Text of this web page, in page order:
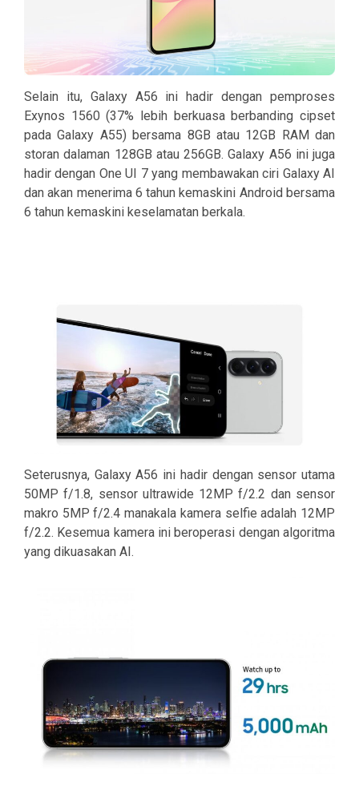
Selain itu, Galaxy A56 ini hadir dengan pemproses
Exynos 1560 (37% lebih berkuasa berbanding cipset
pada Galaxy A55) bersama 8GB atau 12GB RAM dan
storan dalaman 128GB atau 256GB. Galaxy A56 ini juga
hadir dengan One UI 7 yang membawakan ciri Galaxy AI
dan akan menerima 6 tahun kemaskini Android bersama
6 tahun kemaskini keselamatan berkala.
Seterusnya, Galaxy A56 ini hadir dengan sensor utama
50MP f/1.8, sensor ultrawide 12MP f/2.2 dan sensor
makro 5MP f/2.4 manakala kamera selfie adalah 12MP
f/2.2. Kesemua kamera ini beroperasi dengan algoritma
yang dikuasakan AI.